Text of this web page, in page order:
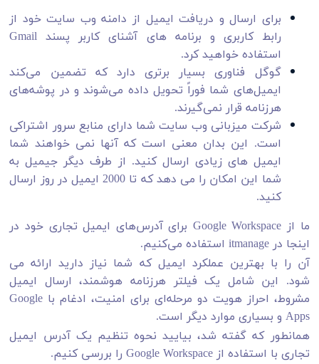
برای ارسال و دریافت ایمیل از دامنه وب سایت خود از
رابط کاربری و برنامه های آشنای کاربر پسند Gmail
استفاده خواهید کرد.
گوگل فناوری بسیار برتری دارد که تضمین می‌کند
ایمیل‌های شما فوراً تحویل داده می‌شوند و در پوشه‌های
هرزنامه قرار نمی‌گیرند.
شرکت میزبانی وب سایت شما دارای منابع سرور اشتراکی
است. این بدان معنی است که آنها نمی خواهند شما
ایمیل های زیادی ارسال کنید. از طرف دیگر جیمیل به
شما این امکان را می دهد که تا 2000 ایمیل در روز ارسال
کنید.
ما از Google Workspace برای آدرس‌های ایمیل تجاری خود در
اینجا در itmanage استفاده می‌کنیم.
آن را با بهترین عملکرد ایمیل که شما نیاز دارید ارائه می
شود. این شامل یک فیلتر هرزنامه هوشمند، ارسال ایمیل
مشروط، احراز هویت دو مرحله‌ای برای امنیت، ادغام با Google
Apps و بسیاری موارد دیگر است.
همانطور که گفته شد، بیایید نحوه تنظیم یک آدرس ایمیل
تجاری با استفاده از Google Workspace را بررسی کنیم.